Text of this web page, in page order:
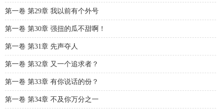
第一卷 第29章 我以前有个外号
第一卷 第30章 强扭的瓜不甜啊！
第一卷 第31章 先声夺人
第一卷 第32章 又一个追求者？
第一卷 第33章 有你说话的份？
第一卷 第34章 不及你万分之一